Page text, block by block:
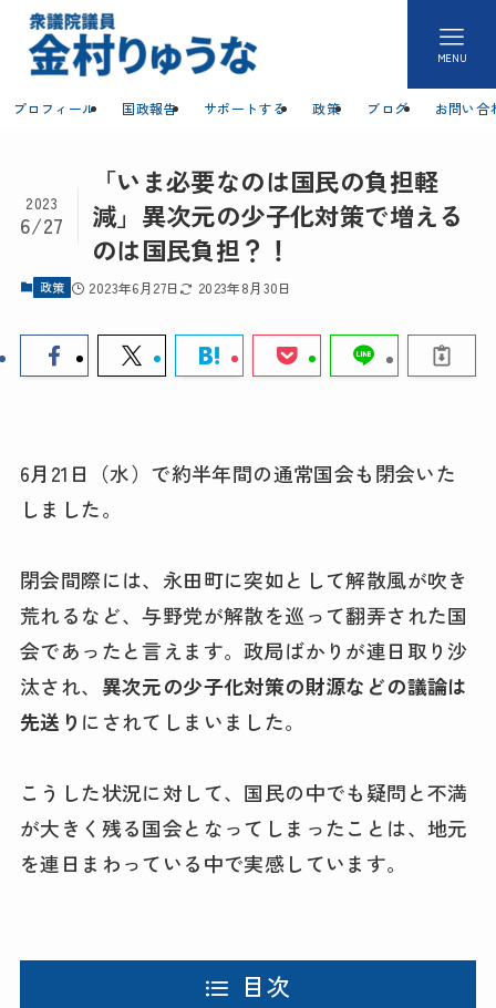
MENU
プロフィール 国政報告 サポートする 政策 ブログ お問い合
「いま必要なのは国民の負担軽
減」異次元の少子化対策で増える
のは国民負担？！
2023
6/27
政策 2023年6月27日 2023年8月30日
6月21日（水）で約半年間の通常国会も閉会いた
しました。
閉会間際には、永田町に突如として解散風が吹き
荒れるなど、与野党が解散を巡って翻弄された国
会であったと言えます。政局ばかりが連日取り沙
汰され、 異次元の少子化対策の財源などの議論は
先送り にされてしまいました。
こうした状況に対して、国民の中でも疑問と不満
が大きく残る国会となってしまったことは、地元
を連日まわっている中で実感しています。
目次